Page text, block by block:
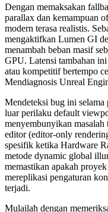
Dengan memaksakan
parallax dan kemampuan
modern terasa realistis.
mengaktifkan Lumen GI
menambah beban masif
GPU. Latensi tambahan
atau kompetitif bertempo
Mendiagnosis Unreal
Mendeteksi bug ini selama
luar perilaku default
menyembunyikan masalah
editor (editor-only
spesifik ketika Hardware
metode dynamic global
memastikan apakah
mereplikasi pengaturan
terjadi.
Mulailah dengan